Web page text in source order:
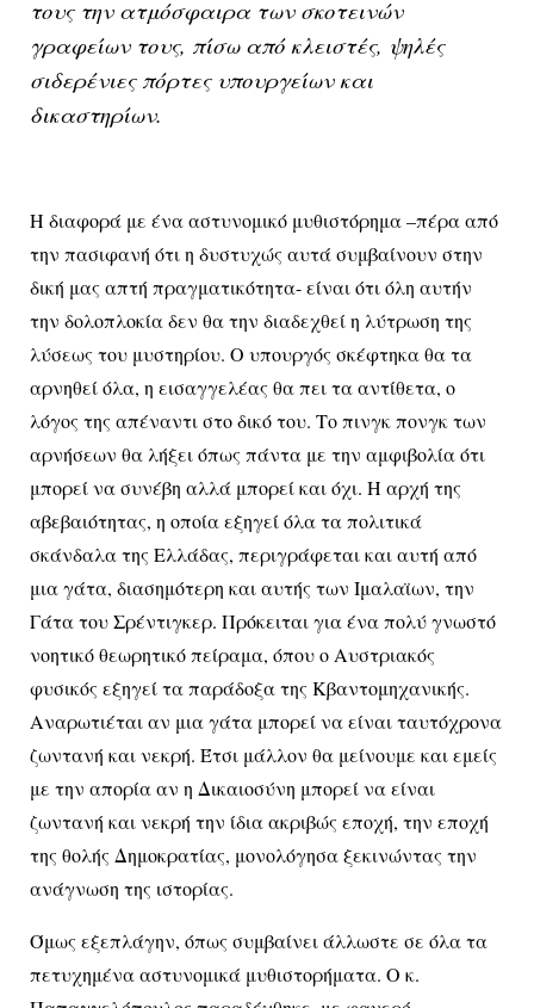
τους την ατμόσφαιρα των σκοτεινών
γραφείων τους, πίσω από κλειστές, ψηλές
σιδερένιες πόρτες υπουργείων και
δικαστηρίων.
Η διαφορά με ένα αστυνομικό μυθιστόρημα –πέρα από
την πασιφανή ότι η δυστυχώς αυτά συμβαίνουν στην
δική μας απτή πραγματικότητα- είναι ότι όλη αυτήν
την δολοπλοκία δεν θα την διαδεχθεί η λύτρωση της
λύσεως του μυστηρίου. Ο υπουργός σκέφτηκα θα τα
αρνηθεί όλα, η εισαγγελέας θα πει τα αντίθετα, ο
λόγος της απέναντι στο δικό του. Το πινγκ πονγκ των
αρνήσεων θα λήξει όπως πάντα με την αμφιβολία ότι
μπορεί να συνέβη αλλά μπορεί και όχι. Η αρχή της
αβεβαιότητας, η οποία εξηγεί όλα τα πολιτικά
σκάνδαλα της Ελλάδας, περιγράφεται και αυτή από
μια γάτα, διασημότερη και αυτής των Ιμαλαϊων, την
Γάτα του Σρέντιγκερ. Πρόκειται για ένα πολύ γνωστό
νοητικό θεωρητικό πείραμα, όπου ο Αυστριακός
φυσικός εξηγεί τα παράδοξα της Κβαντομηχανικής.
Αναρωτιέται αν μια γάτα μπορεί να είναι ταυτόχρονα
ζωντανή και νεκρή. Έτσι μάλλον θα μείνουμε και εμείς
με την απορία αν η Δικαιοσύνη μπορεί να είναι
ζωντανή και νεκρή την ίδια ακριβώς εποχή, την εποχή
της θολής Δημοκρατίας, μονολόγησα ξεκινώντας την
ανάγνωση της ιστορίας.
Όμως εξεπλάγην, όπως συμβαίνει άλλωστε σε όλα τα
πετυχημένα αστυνομικά μυθιστορήματα. Ο κ.